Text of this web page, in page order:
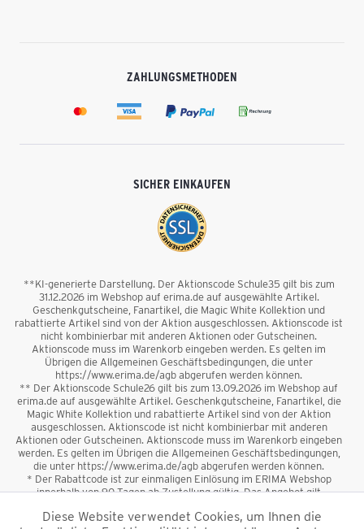
ZAHLUNGSMETHODEN
SICHER EINKAUFEN
**KI-generierte Darstellung. Der Aktionscode Schule35 gilt bis zum
31.12.2026 im Webshop auf erima.de auf ausgewählte Artikel.
Geschenkgutscheine, Fanartikel, die Magic White Kollektion und
rabattierte Artikel sind von der Aktion ausgeschlossen. Aktionscode ist
nicht kombinierbar mit anderen Aktionen oder Gutscheinen.
Aktionscode muss im Warenkorb eingeben werden. Es gelten im
Übrigen die Allgemeinen Geschäftsbedingungen, die unter
https://www.erima.de/agb abgerufen werden können.
** Der Aktionscode Schule26 gilt bis zum 13.09.2026 im Webshop auf
erima.de auf ausgewählte Artikel. Geschenkgutscheine, Fanartikel, die
Magic White Kollektion und rabattierte Artikel sind von der Aktion
ausgeschlossen. Aktionscode ist nicht kombinierbar mit anderen
Aktionen oder Gutscheinen. Aktionscode muss im Warenkorb eingeben
werden. Es gelten im Übrigen die Allgemeinen Geschäftsbedingungen,
die unter https://www.erima.de/agb abgerufen werden können.
* Der Rabattcode ist zur einmaligen Einlösung im ERIMA Webshop
innerhalb von 90 Tagen ab Zustellung gültig. Das Angebot gilt
sowie Geschenkgutscheine sind vom Rabatt ausgeschlossen. Der
Diese Website verwendet Cookies, um Ihnen die